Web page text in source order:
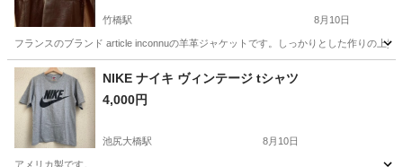
竹橋駅 8月10日
フランスのブランド article inconnuの羊革ジャケットです。しっかりとした作りの上
東京 千代田区 竹橋駅 服/ファッション
NIKE ナイキ ヴィンテージ tシャツ
4,000円
池尻大橋駅 8月10日
アメリカ製です。